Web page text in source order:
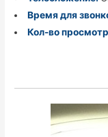
Время для
Кол-во